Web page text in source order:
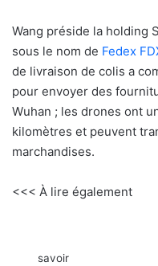
Wang préside la holding
sous le nom de Fedex
de livraison de colis a
pour envoyer des
Wuhan ; les drones ont
kilomètres et peuvent
marchandises.
<<< À lire également
savoir